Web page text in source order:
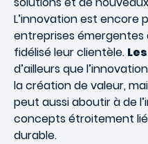
L’innovation est encore
entreprises émergentes
fidélisé leur clientèle.
d’ailleurs que
la création de valeur,
peut aussi aboutir à de
concepts étroitement
durable.